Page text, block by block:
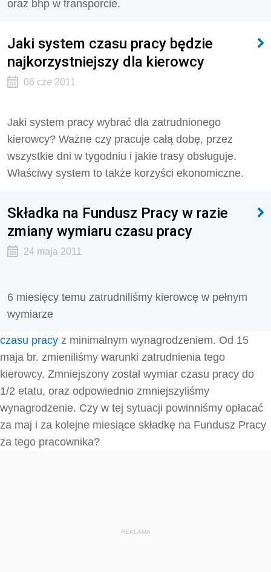
oraz bhp w transporcie.
Jaki system czasu pracy będzie
najkorzystniejszy dla kierowcy
06 cze 2011
Jaki system pracy wybrać dla zatrudnionego
kierowcy? Ważne czy pracuje całą dobę, przez
wszystkie dni w tygodniu i jakie trasy obsługuje.
Właściwy system to także korzyści ekonomiczne.
Składka na Fundusz Pracy w razie
zmiany wymiaru czasu pracy
24 maja 2011
6 miesięcy temu zatrudniliśmy kierowcę w pełnym
wymiarze
czasu pracy z minimalnym wynagrodzeniem. Od 15
maja br. zmieniliśmy warunki zatrudnienia tego
kierowcy. Zmniejszony został wymiar czasu pracy do
1/2 etatu, oraz odpowiednio zmniejszyliśmy
wynagrodzenie. Czy w tej sytuacji powinniśmy opłacać
za maj i za kolejne miesiące składkę na Fundusz Pracy
za tego pracownika?
REKLAMA